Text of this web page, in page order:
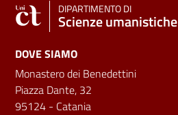
DIPARTIMENTO DI
Scienze umanistiche
DOVE SIAMO
Monastero dei Benedettini
Piazza Dante, 32
95124 - Catania